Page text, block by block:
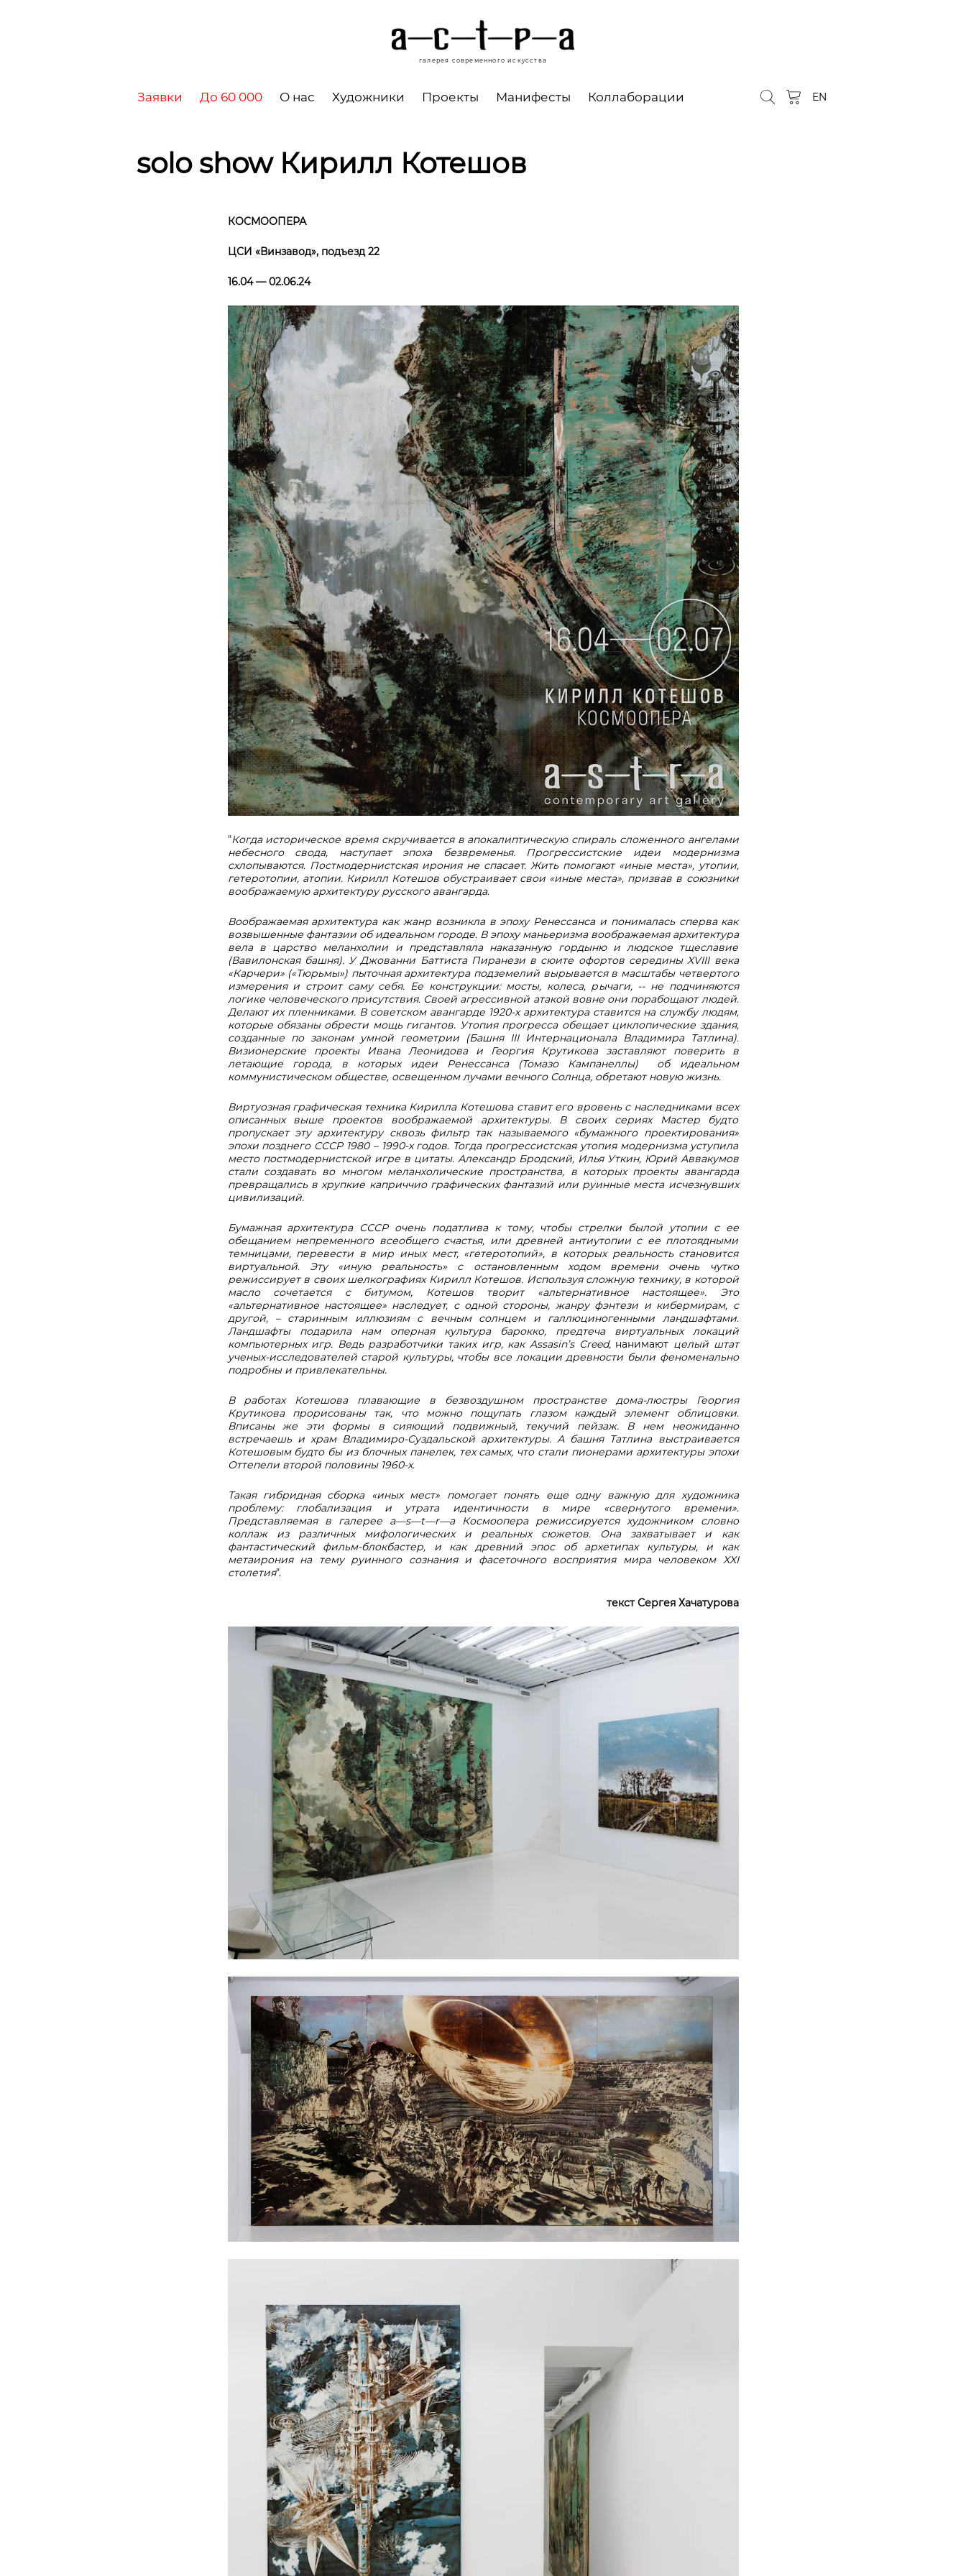
галерея современного искусства
Заявки До 60 000 О нас Художники Проекты Манифесты Коллаборации EN
solo show Кирилл Котешов
КОСМООПЕРА
ЦСИ «Винзавод», подъезд 22
16.04 — 02.06.24
"Когда историческое время скручивается в апокалиптическую спираль сложенного ангелами
небесного свода, наступает эпоха безвременья. Прогрессистские идеи модернизма
схлопываются. Постмодернистская ирония не спасает. Жить помогают «иные места», утопии,
гетеротопии, атопии. Кирилл Котешов обустраивает свои «иные места», призвав в союзники
воображаемую архитектуру русского авангарда.
Воображаемая архитектура как жанр возникла в эпоху Ренессанса и понималась сперва как
возвышенные фантазии об идеальном городе. В эпоху маньеризма воображаемая архитектура
вела в царство меланхолии и представляла наказанную гордыню и людское тщеславие
(Вавилонская башня). У Джованни Баттиста Пиранези в сюите офортов середины XVIII века
«Карчери» («Тюрьмы») пыточная архитектура подземелий вырывается в масштабы четвертого
измерения и строит саму себя. Ее конструкции: мосты, колеса, рычаги, -- не подчиняются
логике человеческого присутствия. Своей агрессивной атакой вовне они порабощают людей.
Делают их пленниками. В советском авангарде 1920-х архитектура ставится на службу людям,
которые обязаны обрести мощь гигантов. Утопия прогресса обещает циклопические здания,
созданные по законам умной геометрии (Башня III Интернационала Владимира Татлина).
Визионерские проекты Ивана Леонидова и Георгия Крутикова заставляют поверить в
летающие города, в которых идеи Ренессанса (Томазо Кампанеллы)
об идеальном
коммунистическом обществе, освещенном лучами вечного Солнца, обретают новую жизнь.
Виртуозная графическая техника Кирилла Котешова ставит его вровень с наследниками всех
описанных выше проектов воображаемой архитектуры. В своих сериях Мастер будто
пропускает эту архитектуру сквозь фильтр так называемого «бумажного проектирования»
эпохи позднего СССР 1980 – 1990-х годов. Тогда прогрессистская утопия модернизма уступила
место постмодернистской игре в цитаты. Александр Бродский, Илья Уткин, Юрий Аввакумов
стали создавать во многом меланхолические пространства, в которых проекты авангарда
превращались в хрупкие каприччио графических фантазий или руинные места исчезнувших
цивилизаций.
Бумажная архитектура СССР очень податлива к тому, чтобы стрелки былой утопии с ее
обещанием непременного всеобщего счастья, или древней антиутопии с ее плотоядными
темницами, перевести в мир иных мест, «гетеротопий», в которых реальность становится
виртуальной. Эту «иную реальность» с остановленным ходом времени очень чутко
режиссирует в своих шелкографиях Кирилл Котешов. Используя сложную технику, в которой
масло сочетается с битумом, Котешов творит «альтернативное настоящее». Это
«альтернативное настоящее» наследует, с одной стороны, жанру фэнтези и кибермирам, с
другой, – старинным иллюзиям с вечным солнцем и галлюциногенными ландшафтами.
Ландшафты подарила нам оперная культура барокко, предтеча виртуальных локаций
компьютерных игр. Ведь разработчики таких игр, как Assasin’s Creed, нанимают целый штат
ученых-исследователей старой культуры, чтобы все локации древности были феноменально
подробны и привлекательны.
В работах Котешова плавающие в безвоздушном пространстве дома-люстры Георгия
Крутикова прорисованы так, что можно пощупать глазом каждый элемент облицовки.
Вписаны же эти формы в сияющий подвижный, текучий пейзаж. В нем неожиданно
встречаешь и храм Владимиро-Суздальской архитектуры. А башня Татлина выстраивается
Котешовым будто бы из блочных панелек, тех самых, что стали пионерами архитектуры эпохи
Оттепели второй половины 1960-х.
Такая гибридная сборка «иных мест» помогает понять еще одну важную для художника
проблему: глобализация и утрата идентичности в мире «свернутого времени».
Представляемая в галерее a—s—t—r—a
Космоопера режиссируется художником словно
коллаж из различных мифологических и реальных сюжетов. Она захватывает и как
фантастический фильм-блокбастер, и как древний эпос об архетипах культуры, и как
метаирония на тему руинного сознания и фасеточного восприятия мира человеком XXI
столетия".
текст Сергея Хачатурова